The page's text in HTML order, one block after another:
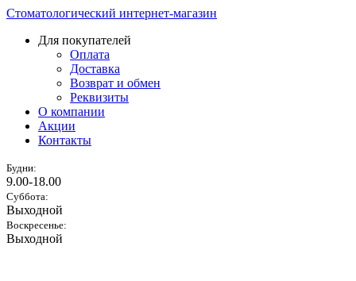
Стоматологический интернет-магазин
Для покупателей
Оплата
Доставка
Возврат и обмен
Реквизиты
О компании
Акции
Контакты
Будни:
9.00-18.00
Суббота:
Выходной
Воскресенье:
Выходной